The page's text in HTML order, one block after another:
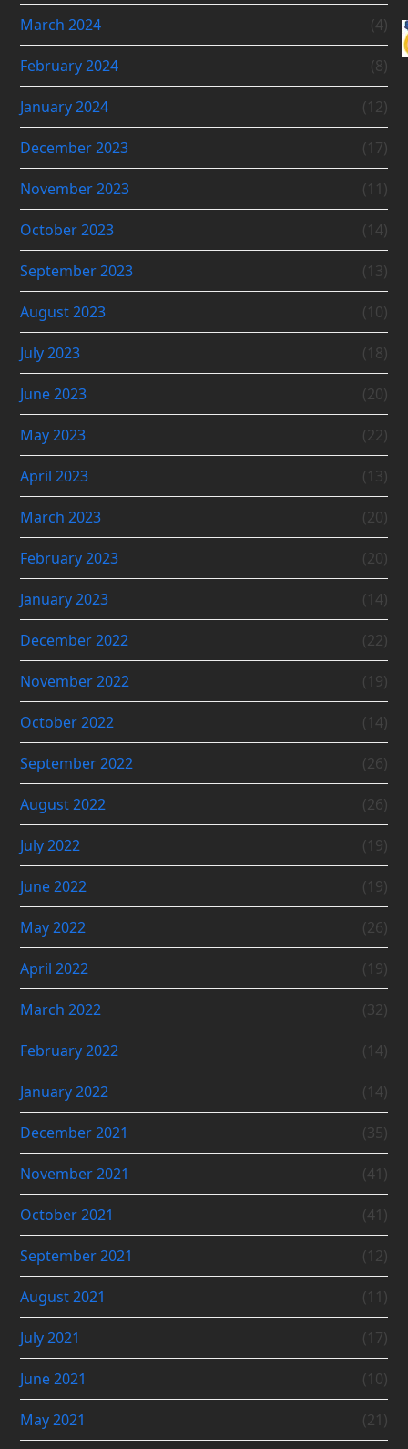
March 2024 (4)
February 2024 (8)
January 2024 (12)
December 2023 (17)
November 2023 (11)
October 2023 (14)
September 2023 (13)
August 2023 (10)
July 2023 (18)
June 2023 (20)
May 2023 (22)
April 2023 (13)
March 2023 (20)
February 2023 (20)
January 2023 (14)
December 2022 (22)
November 2022 (19)
October 2022 (14)
September 2022 (26)
August 2022 (26)
July 2022 (19)
June 2022 (19)
May 2022 (26)
April 2022 (19)
March 2022 (32)
February 2022 (14)
January 2022 (14)
December 2021 (35)
November 2021 (41)
October 2021 (41)
September 2021 (12)
August 2021 (11)
July 2021 (17)
June 2021 (10)
May 2021 (21)